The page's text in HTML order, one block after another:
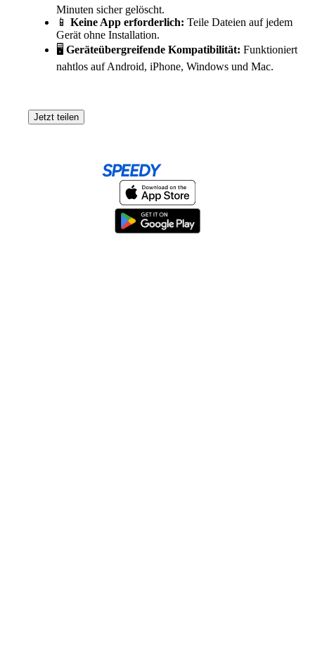
Minuten sicher gelöscht.
📱 Keine App erforderlich: Teile Dateien auf jedem
Gerät ohne Installation.
🖥️ Geräteübergreifende Kompatibilität: Funktioniert
nahtlos auf Android, iPhone, Windows und Mac.
Jetzt teilen